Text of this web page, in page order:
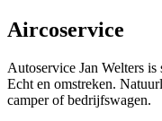
Aircoservice
Autoservice Jan Welters is
Echt en omstreken.
camper of bedrijfswagen.